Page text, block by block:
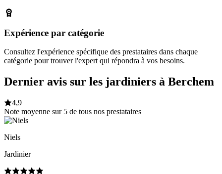
Expérience par catégorie
Consultez l'expérience spécifique des prestataires dans chaque
catégorie pour trouver l'expert qui répondra à vos besoins.
Dernier avis sur les jardiniers à Berchem
4,9
Note moyenne sur 5 de tous nos prestataires
Niels
Jardinier